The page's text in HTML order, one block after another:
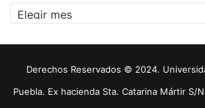
Archivos
Derechos Reservados © 2024.
Puebla. Ex hacienda Sta. Catarina Mártir S/